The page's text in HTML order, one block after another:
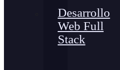
Desarrollo
Web Full
Stack